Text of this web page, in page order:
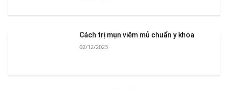
Cách trị mụn viêm mủ chuẩn y khoa
02/12/2023